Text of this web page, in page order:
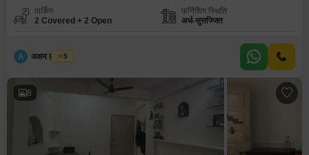
पार्किंग
2 Covered + 2 Open
फर्निशिंग स्थिति
अर्ध-सुसज्जित
A अक्षय ह पाटील
5
8